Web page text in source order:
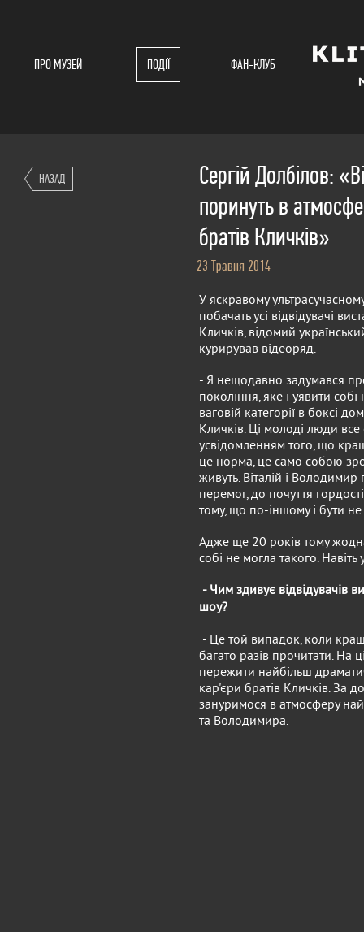
ПРО МУЗЕЙ ПОДІЇ ФАН-КЛУБ
НАЗАД
Сергій Долбілов:
поринуть в
братів Кличків»
23 Травня 2014
У яскравому
побачать усі відвідувачі
Кличків, відомий
курирував відеоряд.
- Я нещодавно задумався
покоління, яке і уявити
ваговій категорії в боксі
Кличків. Ці молоді люди
усвідомленням того, що
це норма, це само собою
живуть. Віталій і
перемог, до почуття
тому, що по-іншому і бути
Адже ще 20 років тому
собі не могла такого.
- Чим здивує відвідувачів
шоу?
- Це той випадок, коли
багато разів прочитати. На
пережити найбільш
кар'єри братів Кличків. За
зануримося в атмосферу
та Володимира.